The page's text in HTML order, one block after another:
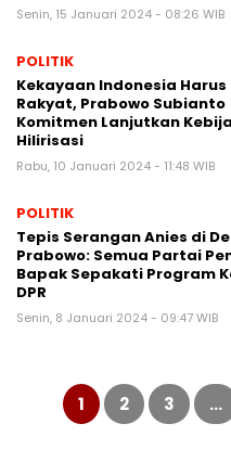
Senin, 15 Januari 2024 - 08:26 WIB
POLITIK
Kekayaan Indonesia
Rakyat, Prabowo Subianto
Komitmen Lanjutkan
Hilirisasi
Rabu, 10 Januari 2024 - 11:48 WIB
POLITIK
Tepis Serangan Anies di
Prabowo: Semua Partai
Bapak Sepakati Program
DPR
Senin, 8 Januari 2024 - 09:47 WIB
Paginasi
pos
1 2 3 …